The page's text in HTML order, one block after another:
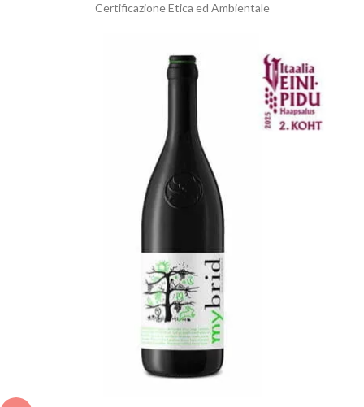
Certificazione Etica ed Ambientale